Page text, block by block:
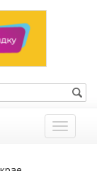
Показать
меню